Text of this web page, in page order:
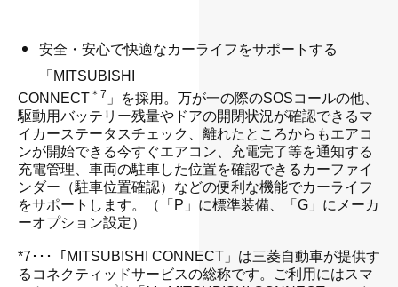
安全・安心で快適なカーライフをサポートする
「MITSUBISHI
CONNECT ＊7 」を採用。万が一の際のSOSコールの他、
駆動用バッテリー残量やドアの開閉状況が確認できるマ
イカーステータスチェック、離れたところからもエアコ
ンが開始できる今すぐエアコン、充電完了等を通知する
充電管理、車両の駐車した位置を確認できるカーファイ
ンダー（駐車位置確認）などの便利な機能でカーライフ
をサポートします。（「P」に標準装備、「G」にメーカ
ーオプション設定）
*7･･･「MITSUBISHI CONNECT」は三菱自動車が提供す
るコネクティッドサービスの総称です。ご利用にはスマ